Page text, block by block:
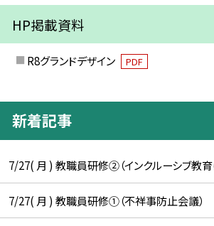
HP掲載資料
R8グランドデザイン PDF
新着記事
7/27( 月 ) 教職員研修②（インクルーシブ教育
7/27( 月 ) 教職員研修①（不祥事防止会議）